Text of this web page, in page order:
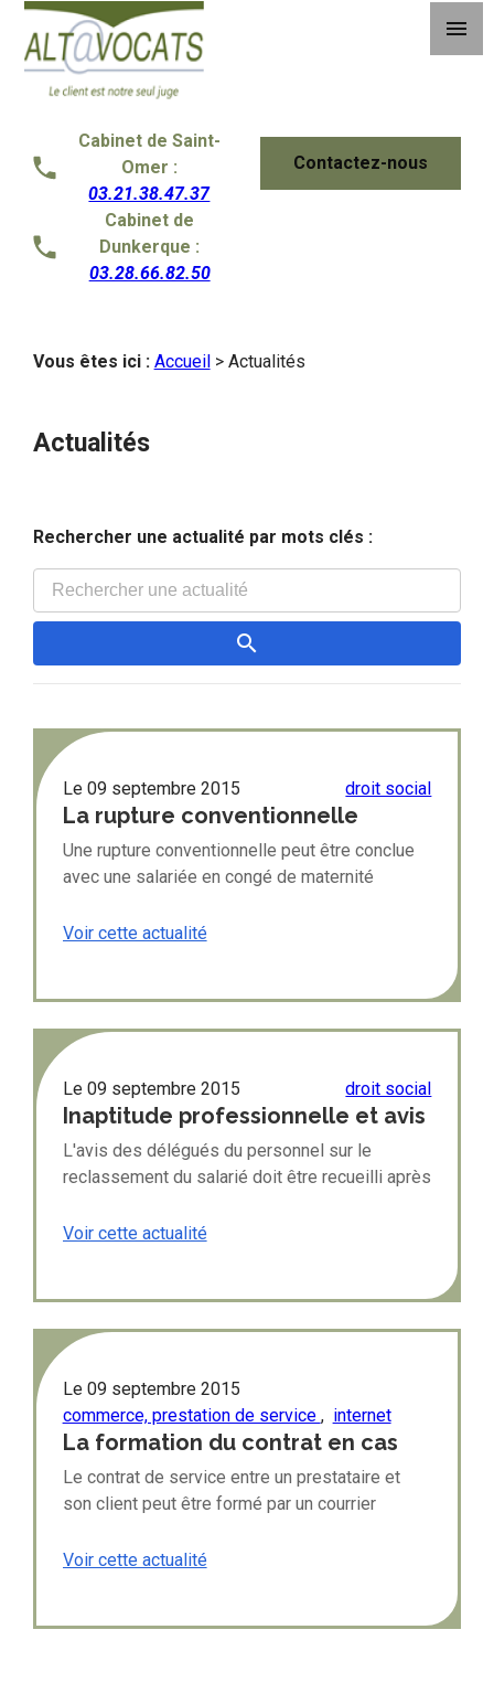
menu
Cabinet de Saint-
Omer :
03.21.38.47.37
Cabinet de
Dunkerque :
03.28.66.82.50
Contactez-nous
Vous êtes ici : Accueil> Actualités
Actualités
Rechercher une actualité par mots clés :
Le 09 septembre 2015 droit social
La rupture conventionnelle
pendant le congé maternité
Une rupture conventionnelle peut être conclue
avec une salariée en congé de maternité
Voir cette actualité
Le 09 septembre 2015 droit social
Inaptitude professionnelle et avis
des délégués du personnel
L'avis des délégués du personnel sur le
reclassement du salarié doit être recueilli après
Voir cette actualité
Le 09 septembre 2015
commerce, prestation de service , internet
La formation du contrat en cas
de prestation de service en ligne
Le contrat de service entre un prestataire et
son client peut être formé par un courrier
Voir cette actualité
Panneau de gestion des cookies